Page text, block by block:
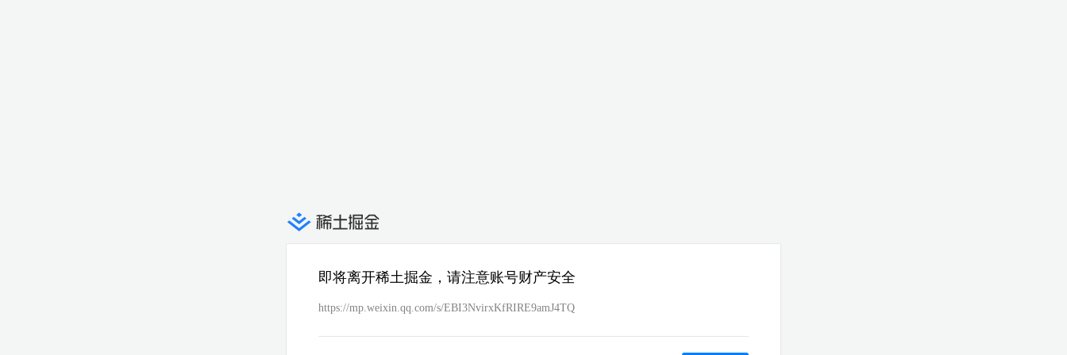
即将离开稀土掘金，请注意账号财产安全
https://mp.weixin.qq.com/s/EBI3NvirxKfRIRE9amJ4TQ